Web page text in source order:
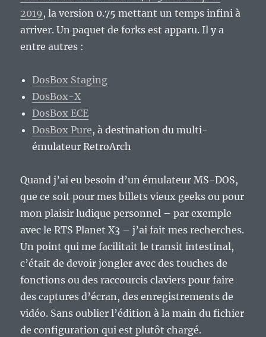
2019, la version 0.75 mettant un temps infini à
arriver. Un paquet de forks est apparu. Il y a
entre autres :
DosBox Staging
DosBox-X
DosBox ECE
DosBox Pure, à destination du multi-
émulateur RetroArch
Quand j’ai eu besoin d’un émulateur MS-DOS,
que ce soit pour mes billets vieux geeks ou pour
mon plaisir ludique personnel – par exemple
avec le RTS Planet X3 – j’ai fait mes recherches.
Un point qui me facilitait le transit intestinal,
c’était de devoir jongler avec des touches de
fonctions ou des raccourcis claviers pour faire
des captures d’écran, des enregistrements de
vidéo. Sans oublier l’édition à la main du fichier
de configuration qui est plutôt chargé.